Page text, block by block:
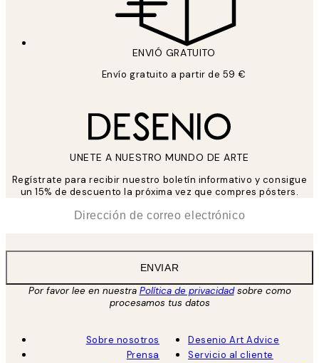
ENVIÓ GRATUITO
Envío gratuito a partir de 59 €
UNETE A NUESTRO MUNDO DE ARTE
Regístrate para recibir nuestro boletín informativo y consigue
un 15% de descuento la próxima vez que compres pósters.
ENVIAR
Por favor lee en nuestra Política de privacidadsobre como
procesamos tus datos
Sobre nosotros
Prensa
Desenio Art Advice
Servicio al cliente